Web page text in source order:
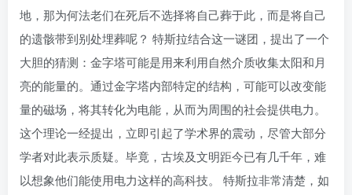
地，那为何法老们在死后不选择将自己葬于此，而是将自己
的遗骸带到别处埋葬呢？ 特斯拉结合这一谜团，提出了一个
大胆的猜测：金字塔可能是用来利用自然介质收集太阳和月
亮的能量的。通过金字塔内部特定的结构，可能可以改变能
量的磁场，将其转化为电能，从而为周围的社会提供电力。
这个理论一经提出，立即引起了学术界的震动，尽管大部分
学者对此表示质疑。毕竟，古埃及文明距今已有几千年，难
以想象他们能使用电力这样的高科技。 特斯拉非常清楚，如